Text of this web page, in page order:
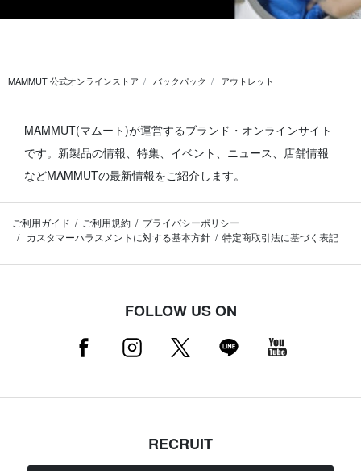
MAMMUT 公式オンラインストア バックパック アウトレット
MAMMUT(マムート)が運営するブランド・オンラインサイト
です。 新製品の情報、特集、イベント、ニュース、店舗情報
などMAMMUTの最新情報をご紹介します。
ご利用ガイド ご利用規約
プライバシーポリシー
カスタマーハラスメントに対する基本方針
特定商取引法に基づく表記
FOLLOW US ON
RECRUIT